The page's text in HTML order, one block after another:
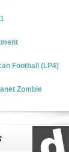
Football (LP4)
Zombie